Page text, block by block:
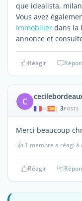
que idealista,
Vous avez
Immobilier dans la
annonce et
Réagir
C
| 3POSTS
Merci beaucoup
👍 1 membre a réagi à
Réagir